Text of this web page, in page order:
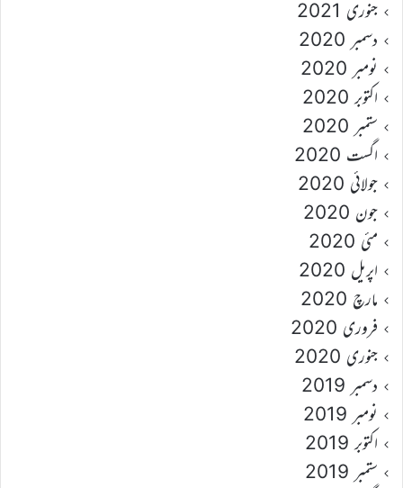
جنوری 2021
دسمبر 2020
نومبر 2020
اکتوبر 2020
ستمبر 2020
اگست 2020
جولائی 2020
جون 2020
مئی 2020
اپریل 2020
مارچ 2020
فروری 2020
جنوری 2020
دسمبر 2019
نومبر 2019
اکتوبر 2019
ستمبر 2019